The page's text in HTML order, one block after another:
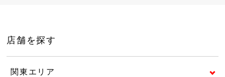
店舗を探す
関東エリア